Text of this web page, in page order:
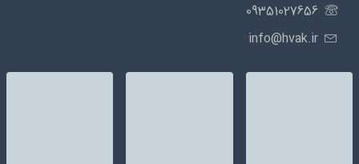
09351027656
info@hvak.ir